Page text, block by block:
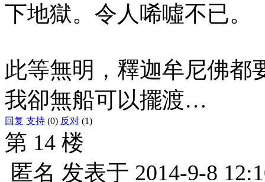
下地獄。令人唏噓不已。
此等無明，釋迦牟尼佛都
我卻無船可以擺渡…
回复 支持 (0) 反对 (1)
第 14 楼
匿名 发表于 2014-9-8